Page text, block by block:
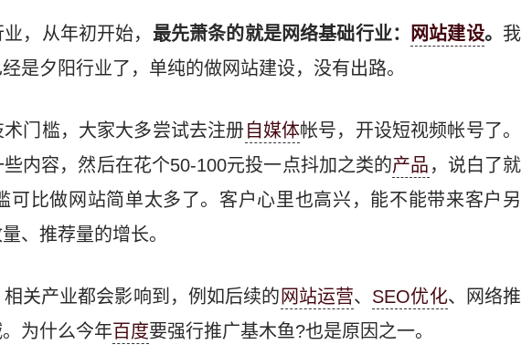
，从年初开始， 最先萧条的就是网络基础行业： 网站建设。 我
是夕阳行业了，单纯的做网站建设，没有出路。
门槛，大家大多尝试去注册自媒体帐号，开设短视频帐号了。
内容，然后在花个50-100元投一点抖加之类的产品 ，说白了就
可比做网站简单太多了。客户心里也高兴，能不能带来客户另
、推荐量的增长。
关产业都会影响到，例如后续的 网站运营、 SEO优化、网络推
为什么今年百度要强行推广基木鱼?也是原因之一。